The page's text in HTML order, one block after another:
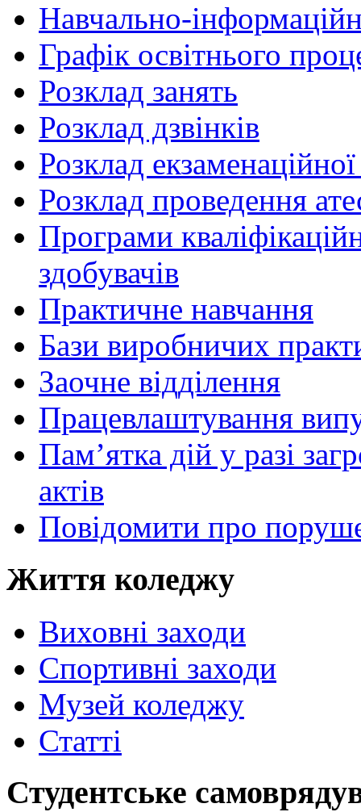
Навчально-
Графік освітнього
Розклад занять
Розклад дзвінків
Розклад екзаменаційної
Розклад проведення
Програми
здобувачів
Практичне навчання
Бази виробничих
Заочне відділення
Працевлаштування
Пам’ятка дій у разі
актів
Повідомити про
Життя коледжу
Виховні заходи
Спортивні заходи
Музей коледжу
Статті
Студентське